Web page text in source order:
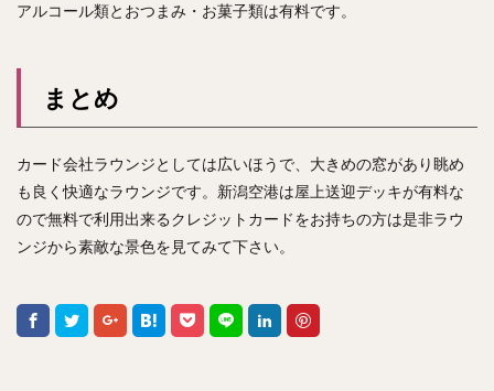
アルコール類とおつまみ・お菓子類は有料です。
まとめ
カード会社ラウンジとしては広いほうで、大きめの窓があり眺め
も良く快適なラウンジです。新潟空港は屋上送迎デッキが有料な
ので無料で利用出来るクレジットカードをお持ちの方は是非ラウ
ンジから素敵な景色を見てみて下さい。